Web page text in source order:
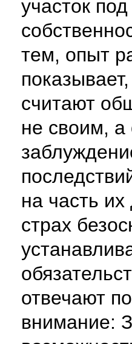
участок
тем, опыт
считают
не своим, а
на часть
страх
отвечают
внимание: